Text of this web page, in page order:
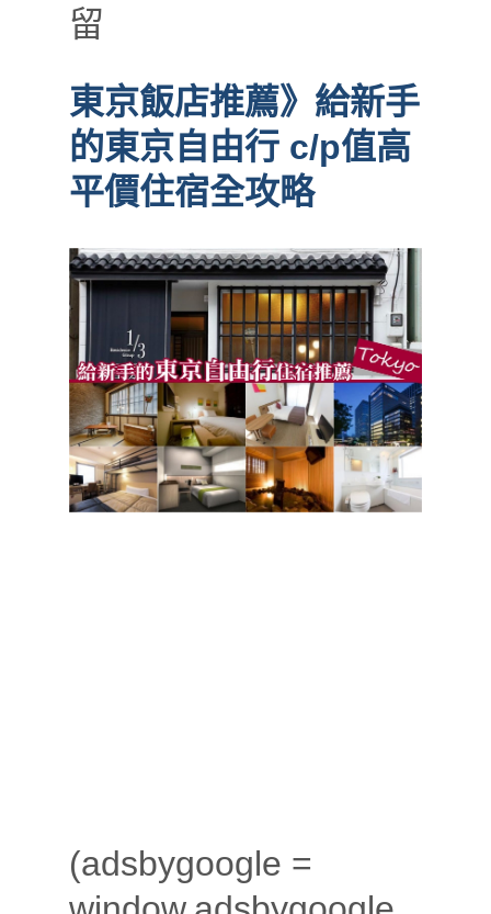
留
東京飯店推薦》給新手
的東京自由行 c/p值高
平價住宿全攻略
(adsbygoogle =